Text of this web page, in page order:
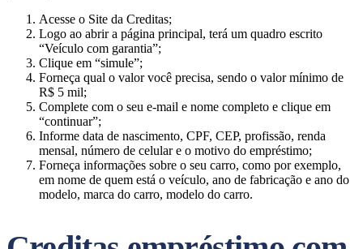
Acesse o Site da Creditas;
Logo ao abrir a página principal, terá um quadro escrito
“Veículo com garantia”;
Clique em “simule”;
Forneça qual o valor você precisa, sendo o valor mínimo de
R$ 5 mil;
Complete com o seu e-mail e nome completo e clique em
“continuar”;
Informe data de nascimento, CPF, CEP, profissão, renda
mensal, número de celular e o motivo do empréstimo;
Forneça informações sobre o seu carro, como por exemplo,
em nome de quem está o veículo, ano de fabricação e ano do
modelo, marca do carro, modelo do carro.